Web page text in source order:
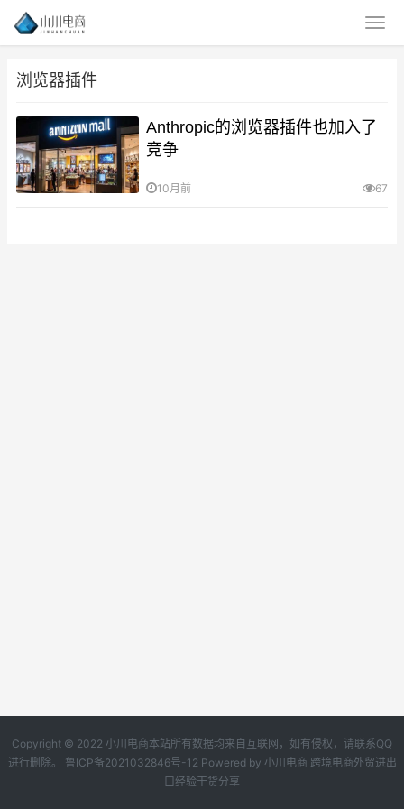
浏览器插件
Anthropic的浏览器插件也加入了
竞争
10月前 67
Copyright © 2022 小川电商本站所有数据均来自互联网，如有侵权，请联系QQ
进行删除。 鲁ICP备2021032846号-12 Powered by 小川电商 跨境电商外贸进出
口经验干货分享